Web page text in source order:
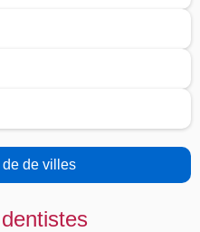
de villes